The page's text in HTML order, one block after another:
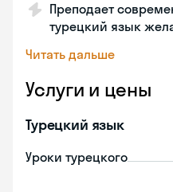
Преподает
турецкий язык
Читать дальше
Услуги и цены
Турецкий язык
Уроки турецкого